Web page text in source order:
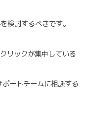
検討するべきです。
リックが集中している
ートチームに相談する